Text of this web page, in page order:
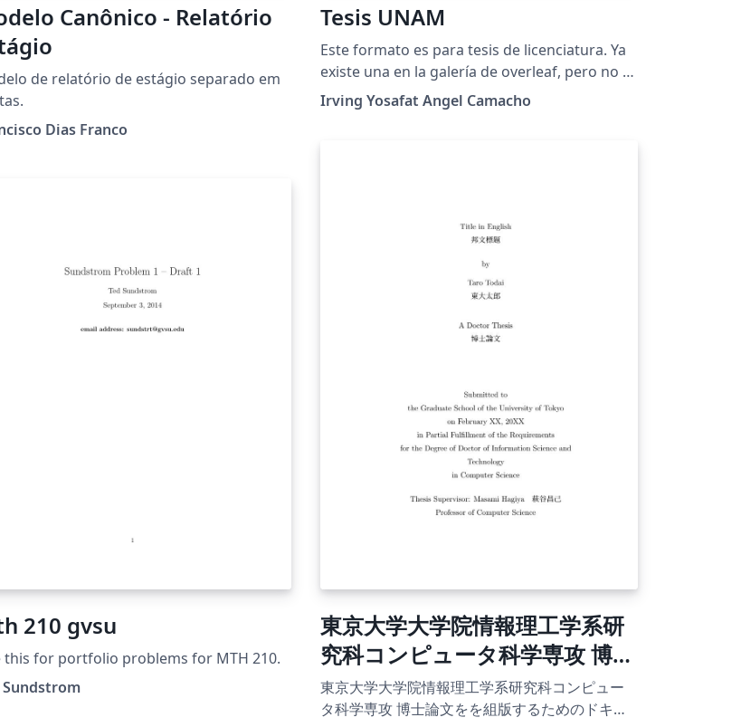
Canônico - Relatório
de relatório de estágio separado em
Dias Franco
Tesis UNAM
Este formato es para tesis de licenciatura. Ya
existe una en la galería de overleaf, pero no te
permite modificar la portada a tu gusto, es
decir, en este formato puedes cambiar la
Irving Yosafat Angel Camacho
210 gvsu
this for portfolio problems for MTH 210.
Sundstrom
東京大学大学院情報理工学系研
究科コンピュータ科学専攻 博士
論文 テンプレート
東京大学大学院情報理工学系研究科コンピュー
タ科学専攻 博士論文をを組版するためのドキュ